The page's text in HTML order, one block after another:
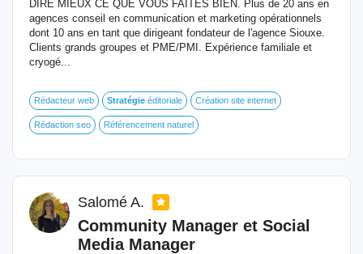
DIRE MIEUX CE QUE VOUS FAITES BIEN. Plus de 20 ans en
agences conseil en communication et marketing opérationnels
dont 10 ans en tant que dirigeant fondateur de l'agence Siouxe.
Clients grands groupes et PME/PMI. Expérience familiale et
cryogé...
Rédacteur web Stratégie éditoriale Création site internet
Rédaction seo Référencement naturel
Salomé A.
Community Manager et Social
Media Manager